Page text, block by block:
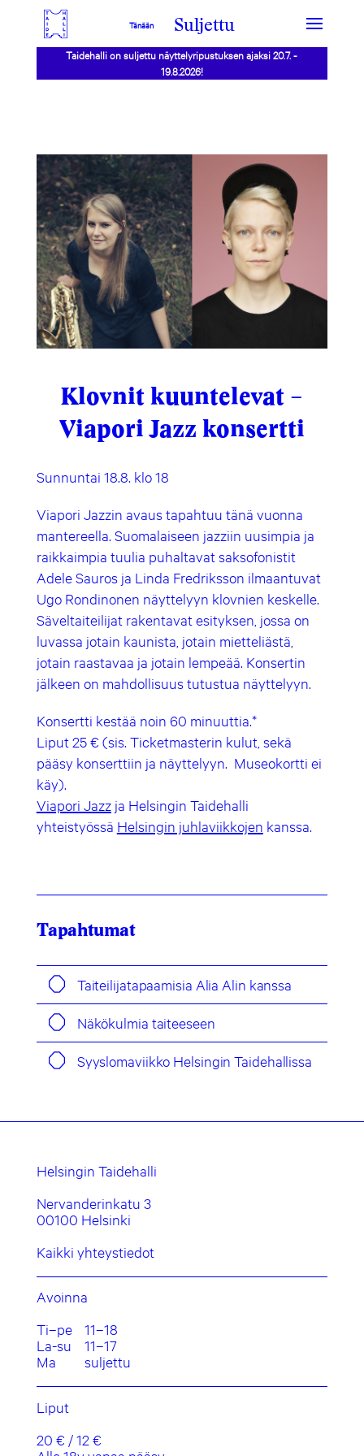
Tänään Suljettu
Taidehalli on suljettu näyttelyripustuksen ajaksi 20.7. -
19.8.2026!
Klovnit kuuntelevat –
Viapori Jazz konsertti
Sunnuntai 18.8. klo 18
Viapori Jazzin avaus tapahtuu tänä vuonna
mantereella. Suomalaiseen jazziin uusimpia ja
raikkaimpia tuulia puhaltavat saksofonistit
Adele Sauros ja Linda Fredriksson ilmaantuvat
Ugo Rondinonen näyttelyyn klovnien keskelle.
Säveltaiteilijat rakentavat esityksen, jossa on
luvassa jotain kaunista, jotain mietteliästä,
jotain raastavaa ja jotain lempeää. Konsertin
jälkeen on mahdollisuus tutustua näyttelyyn.
Konsertti kestää noin 60 minuuttia.*
Liput 25 € (sis. Ticketmasterin kulut, sekä
pääsy konserttiin ja näyttelyyn. Museokortti ei
käy).
Viapori Jazzja Helsingin Taidehalli
yhteistyössä Helsingin juhlaviikkojen kanssa.
Tapahtumat
Taiteilijatapaamisia Alia Alin kanssa
Näkökulmia taiteeseen
Syyslomaviikko Helsingin Taidehallissa
Helsingin Taidehalli
Nervanderinkatu 3
00100 Helsinki
Kaikki yhteystiedot
Avoinna
Ti–pe
11–18
La-su
11–17
Ma
suljettu
Liput
20 € / 12 €